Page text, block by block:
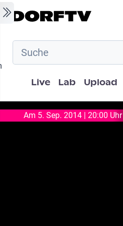
Skip to main content
Hauptnavigation
Live Lab Upload
Am 5. Sep. 2014 | 20:00 Uhr